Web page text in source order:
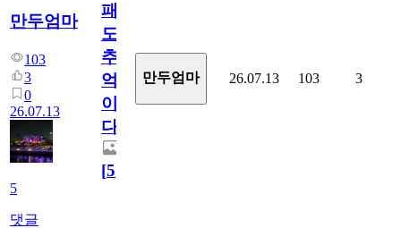
만두엄마
103
3
0
26.07.13
5
댓글
패
도
추
억
이
다.
[5]
만두엄마 26.07.13 103 3